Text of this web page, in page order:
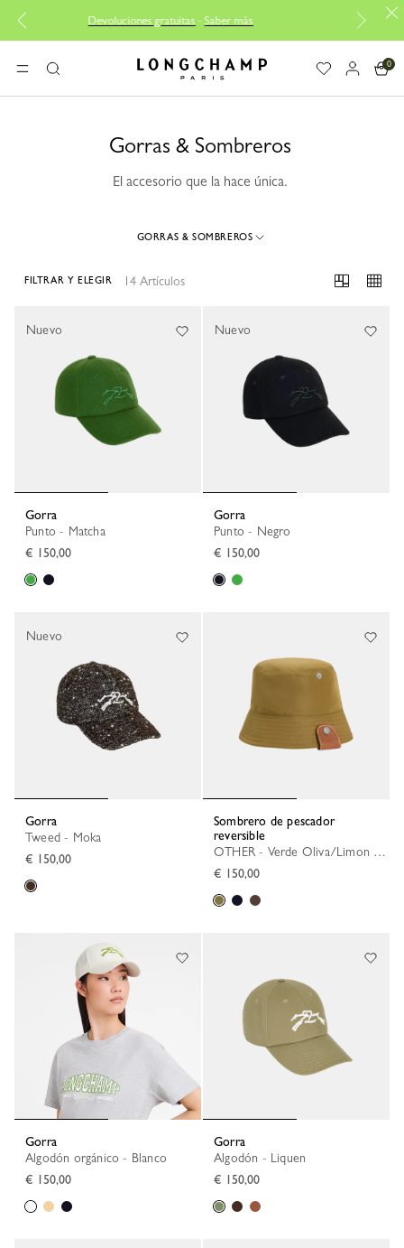
Devoluciones gratuitas-Saber más
MENÚBuscar Longchamp - Home
0
Gorras & Sombreros
El accesorio que la hace única.
GORRAS & SOMBREROS
14 Artículos
FILTRAR Y ELEGIR
Gorra
Punto - Matcha
€ 150,00
Nuevo
Gorra
Punto - Negro
€ 150,00
Nuevo
Gorra
Tweed - Moka
€ 150,00
Nuevo
Sombrero de pescador
reversible
OTHER - Verde Oliva/Limon Verde
€ 150,00
Gorra
Algodón orgánico - Blanco
€ 150,00
Gorra
Algodón - Liquen
€ 150,00